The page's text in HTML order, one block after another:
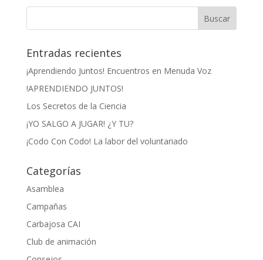
Entradas recientes
¡Aprendiendo Juntos! Encuentros en Menuda Voz
!APRENDIENDO JUNTOS!
Los Secretos de la Ciencia
¡YO SALGO A JUGAR! ¿Y TU?
¡Codo Con Codo! La labor del voluntariado
Categorías
Asamblea
Campañas
Carbajosa CAI
Club de animación